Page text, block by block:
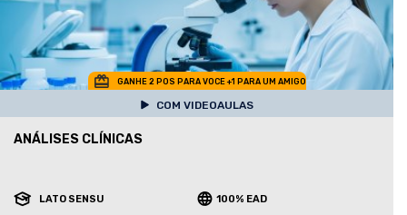
GANHE 2 POS PARA VOCE +1 PARA UM AMIGO
COM VIDEOAULAS
ANÁLISES CLÍNICAS
LATO SENSU 100% EAD